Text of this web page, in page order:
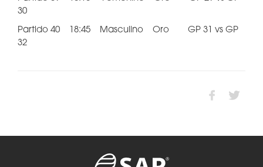
30
Partido 40 18:45 Masculino Oro GP 31 vs GP
32